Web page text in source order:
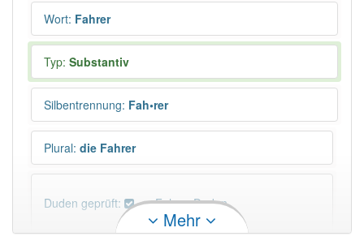
Wort: Fahrer
Typ: Substantiv
Silbentrennung: Fah•rer
Plural: die Fahrer
Duden geprüft: Fahrer Duden
Mehr